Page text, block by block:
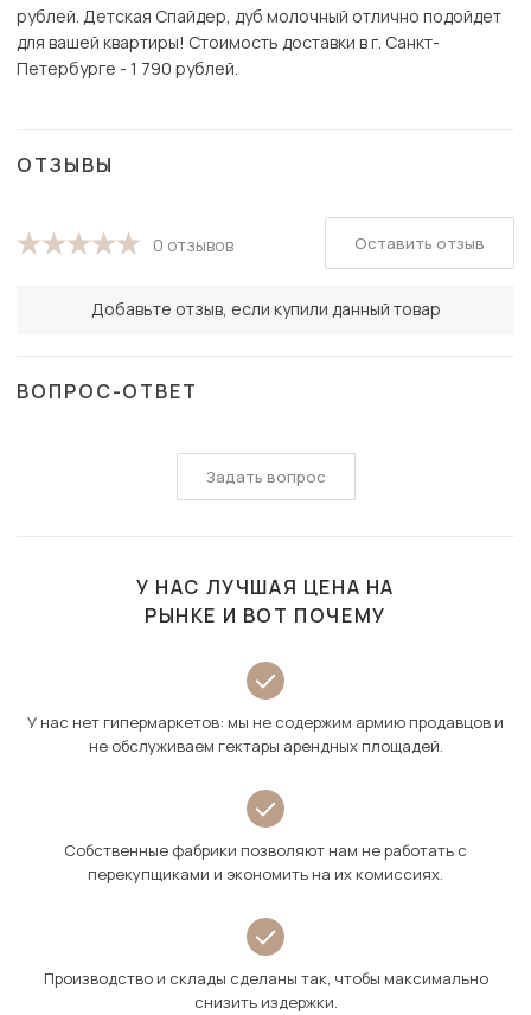
рублей. Детская Спайдер, дуб молочный отлично подойдет
для вашей квартиры! Стоимость доставки в г. Санкт-
Петербурге - 1 790 рублей.
ОТЗЫВЫ
0 отзывов
Добавьте отзыв, если купили данный товар
Оставить отзыв
ВОПРОС-ОТВЕТ
Задать вопрос
У НАС ЛУЧШАЯ ЦЕНА НА
РЫНКЕ И ВОТ ПОЧЕМУ
У нас нет гипермаркетов: мы не содержим армию продавцов и
не обслуживаем гектары арендных площадей.
Собственные фабрики позволяют нам не работать с
перекупщиками и экономить на их комиссиях.
Производство и склады сделаны так, чтобы максимально
снизить издержки.